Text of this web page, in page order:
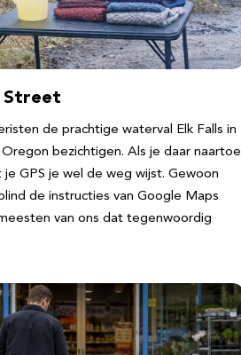
Street
de prachtige waterval Elk Falls in
bezichtigen. Als je daar naartoe
GPS je wel de weg wijst. Gewoon
de instructies van Google Maps
van ons dat tegenwoordig